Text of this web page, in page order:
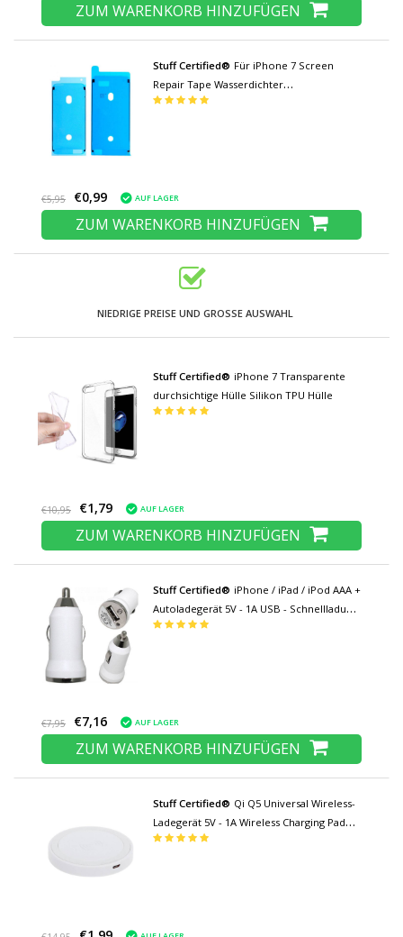
ZUM WARENKORB HINZUFÜGEN
Stuff Certified® Für iPhone 7 Screen
Repair Tape Wasserdichter
Siegelaufkleber
€5,95 €0,99 AUF LAGER
ZUM WARENKORB HINZUFÜGEN
NIEDRIGE PREISE UND GROSSE AUSWAHL
Stuff Certified® iPhone 7 Transparente
durchsichtige Hülle Silikon TPU Hülle
€10,95 €1,79 AUF LAGER
ZUM WARENKORB HINZUFÜGEN
Stuff Certified® iPhone / iPad / iPod AAA +
Autoladegerät 5V - 1A USB - Schnellladung
- Weiß
€7,95 €7,16 AUF LAGER
ZUM WARENKORB HINZUFÜGEN
Stuff Certified® Qi Q5 Universal Wireless-
Ladegerät 5V - 1A Wireless Charging Pad
Weiß